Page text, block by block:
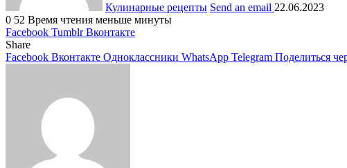
Кулинарные рецепты Send an email 22.06.2023
0 52 Время чтения меньше минуты
Facebook Tumblr Вконтакте
Share
Facebook Вконтакте Одноклассники WhatsApp Telegram Поделиться